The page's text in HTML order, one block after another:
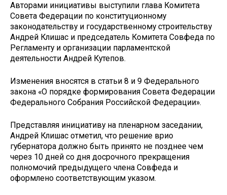
Авторами инициативы выступили глава Комитета
Совета Федерации по конституционному
законодательству и государственному строительству
Андрей Клишас и председатель Комитета Совфеда по
Регламенту и организации парламентской
деятельности Андрей Кутепов.
Изменения вносятся в статьи 8 и 9 Федерального
закона «О порядке формирования Совета Федерации
Федерального Собрания Российской Федерации».
Представляя инициативу на пленарном заседании,
Андрей Клишас отметил, что решение врио
губернатора должно быть принято не позднее чем
через 10 дней со дня досрочного прекращения
полномочий предыдущего члена Совфеда и
оформлено соответствующим указом.